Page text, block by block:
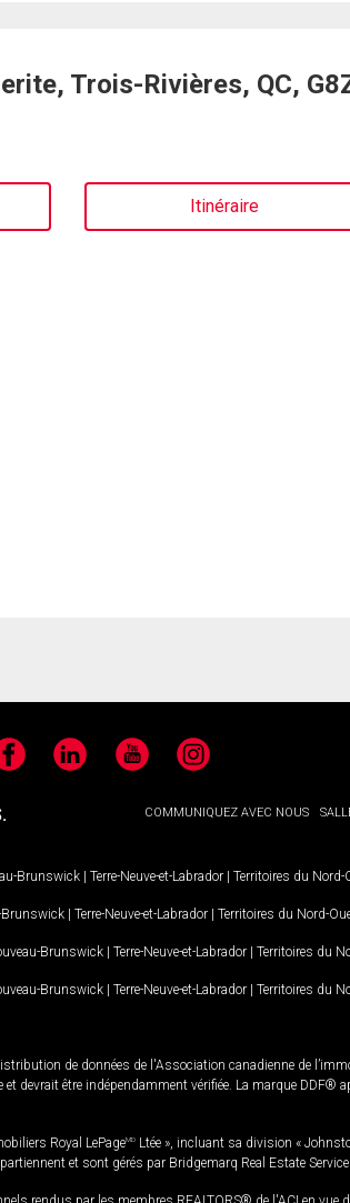
Trois-Rivières, QC,
Itinéraire
LinkedIn YouTubeInstagram
COMMUNIQUEZ AVEC NOUS
Brunswick | Terre-Neuve-et-Labrador | Territoires du Nord-
Brunswick | Terre-Neuve-et-Labrador | Territoires du Nord-
Brunswick | Terre-Neuve-et-Labrador | Territoires du
Brunswick | Terre-Neuve-et-Labrador | Territoires du
de données de l'Association canadienne de
être indépendamment vérifiée. La marque DDF®
Royal LePageMD Ltée », incluant sa division «
et sont gérés par Bridgemarq Real Estate